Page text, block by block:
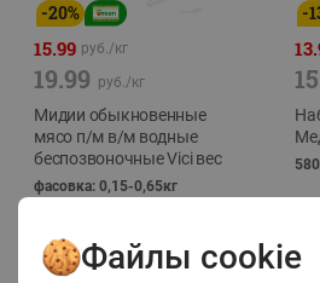
-20%
15.99 руб./кг
19.99 руб./кг
Мидии обыкновенные
мясо п/м в/м водные
беспозвоночные Vici вес
фасовка: 0,15-0,65кг
-
Файлы cookie